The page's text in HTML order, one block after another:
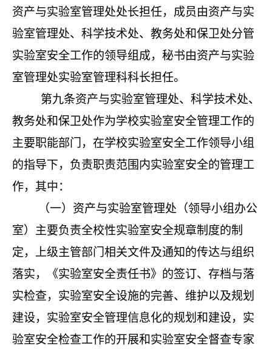
资产与实验室管理处处长担任，成员由资产与实
验室管理处、科学技术处、教务处和保卫处分管
实验室安全工作的领导组成，秘书由资产与实验
室管理处实验室管理科科长担任。
第九条资产与实验室管理处、科学技术处、
教务处和保卫处作为学校实验室安全管理工作的
主要职能部门，在学校实验室安全工作领导小组
的指导下，负责职责范围内实验室安全的管理工
作，其中：
（一）资产与实验室管理处（领导小组办公
室）主要负责全校性实验室安全规章制度的制
定，上级主管部门相关文件及通知的传达与组织
落实，《实验室安全责任书》的签订、存档与落
实检查，实验室安全设施的完善、维护以及规划
建设，实验室安全管理信息化的规划和建设，实
验室安全检查工作的开展和实验室安全督查专家